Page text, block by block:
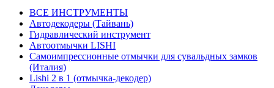
ВСЕ ИНСТРУМЕНТЫ
Автодекодеры (Тайвань)
Гидравлический инструмент
Автоотмычки LISHI
Самоимпрессионные отмычки для сувальдных замков
(Италия)
Lishi 2 в 1 (отмычка-декодер)